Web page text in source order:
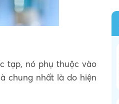
tạp, nó phụ thuộc vào
chung nhất là do hiện